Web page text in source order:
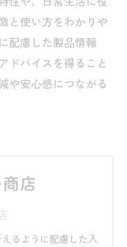
と使い方をわかりや
配慮した製品情報
ドバイスを得ること
や安心感につながる
るように配慮した入